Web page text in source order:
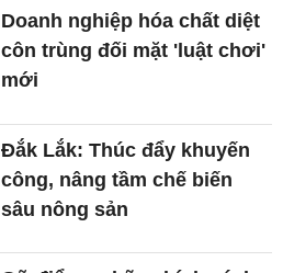
Doanh nghiệp hóa chất diệt
côn trùng đối mặt 'luật chơi'
mới
Đắk Lắk: Thúc đẩy khuyến
công, nâng tầm chế biến
sâu nông sản